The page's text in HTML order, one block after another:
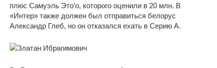
плюс Самуэль Это’о, которого оценили в 20 млн. В
«Интер» также должен был отправиться белорус
Александр Глеб, но он отказался ехать в Серию А.